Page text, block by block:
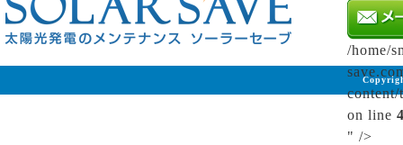
/home/
content/
on line
" />